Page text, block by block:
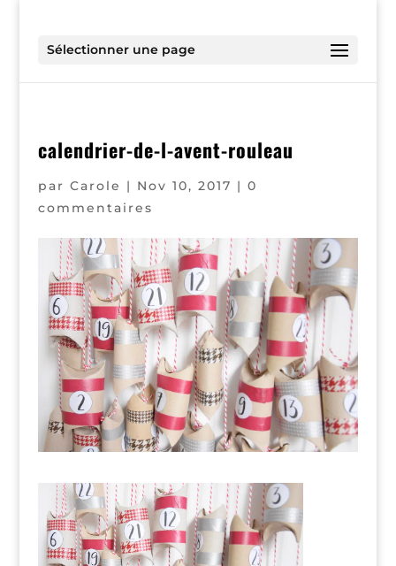
Sélectionner une page
calendrier-de-l-avent-rouleau
par Carole | Nov 10, 2017 | 0
commentaires